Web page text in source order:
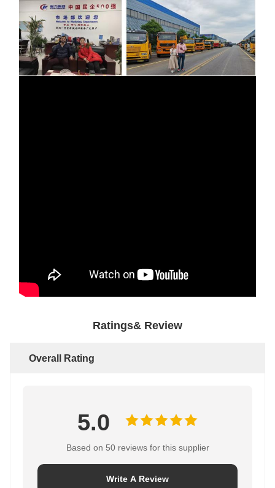
Ratings& Review
Overall Rating
5.0
Based on 50 reviews for this supplier
Write A Review